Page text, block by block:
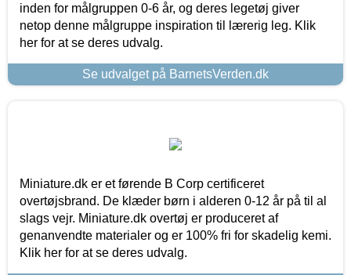
inden for målgruppen 0-6 år, og deres legetøj giver
netop denne målgruppe inspiration til lærerig leg. Klik
her for at se deres udvalg.
Se udvalget på BarnetsVerden.dk
Miniature.dk er et førende B Corp certificeret
overtøjsbrand. De klæder børn i alderen 0-12 år på til al
slags vejr. Miniature.dk overtøj er produceret af
genanvendte materialer og er 100% fri for skadelig kemi.
Klik her for at se deres udvalg.